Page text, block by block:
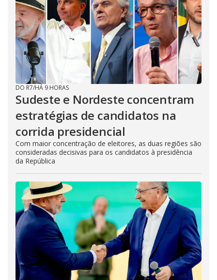
DO R7/HÁ 9 HORAS
Sudeste e Nordeste concentram
estratégias de candidatos na
corrida presidencial
Com maior concentração de eleitores, as duas regiões são
consideradas decisivas para os candidatos à presidência
da República